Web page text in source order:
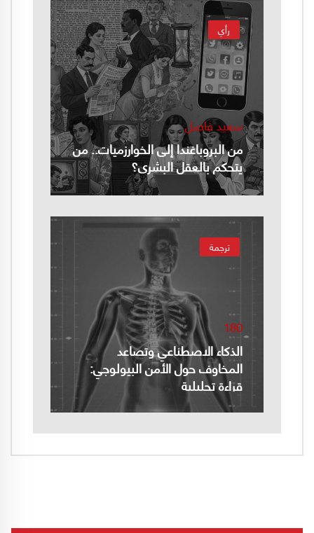
رأي
سعيد فاضل
من البروباغندا إلى الخوارزميات.. من
يتحكم بالعقل البشري؟
ترجمة
180
الذكاء الاصطناعي وتصاعد
المخاوف حول الأمن البيولوجي:
قراءة تحليلية